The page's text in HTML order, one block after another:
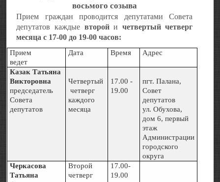
восьмого созыва
Прием граждан проводится депутатами Совета
депутатов каждые второйи четвертый четверг
месяца с 17-00 до 19-00 часов:
Прием
ведет
Дата Время Адрес
Казак Татьяна
Викторовна
председатель
Совета
депутатов
Четвертый
четверг
каждого
месяца
17.00 -
19.00
пгт. Палана,
Совет
депутатов
ул. Обухова,
дом 6, первый
этаж
Администрации
городского
округа
Черкасова
Татьяна
Второй
четверг
17.00-
19.00